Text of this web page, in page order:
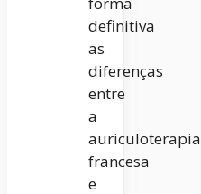
definitiva
as
diferenças
entre
a
auriculoterapia
francesa
e